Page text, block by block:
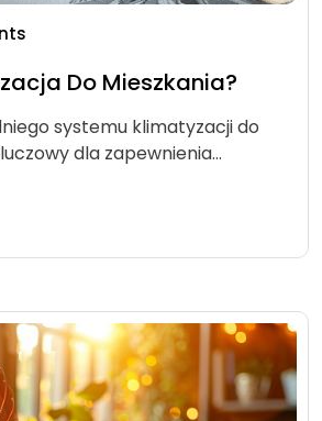
Do Mieszkania?
systemu klimatyzacji do
dla zapewnienia…